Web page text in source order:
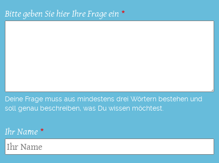
Bitte geben Sie hier Ihre Frage ein
Deine Frage muss aus mindestens drei Wörtern bestehen und
soll genau beschreiben, was Du wissen möchtest.
Ihr Name